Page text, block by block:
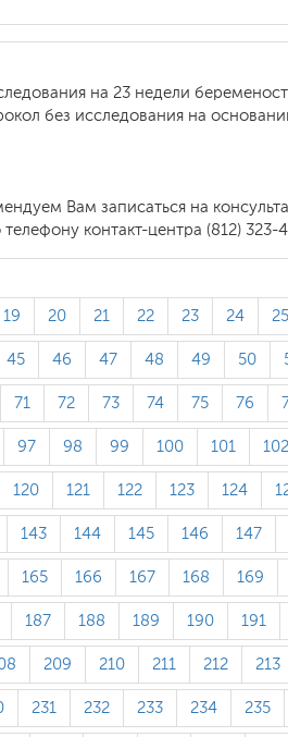
на 23 недели
без исследования на
Вам записаться на
контакт-центра (812) 323-
19 20 21 22 23 24 25
45 46 47 48 49 50
71 72 73 74 75 76
97 98 99 100 101 102
120 121 122 123 124
143 144 145 146 147
165 166 167 168 169
187 188 189 190 191
209 210 211 212 213
231 232 233 234 235